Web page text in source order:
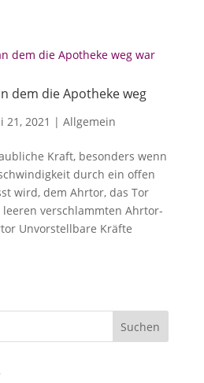
dem die Apotheke weg
21, 2021 | Allgemein
Kraft, besonders wenn
durch ein offen
wird, dem Ahrtor, das Tor
verschlammten Ahrtor-
Unvorstellbare Kräfte